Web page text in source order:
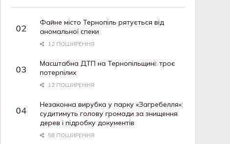
Файне місто Тернопіль рятується від
аномальної спеки
12 ПОШИРЕННЯ
Масштабна ДТП на Тернопільщині: троє
потерпілих
12 ПОШИРЕННЯ
Незаконна вирубка у парку «Загребелля»:
судитимуть голову громади за знищення
дерев і підробку документів
58 ПОШИРЕННЯ